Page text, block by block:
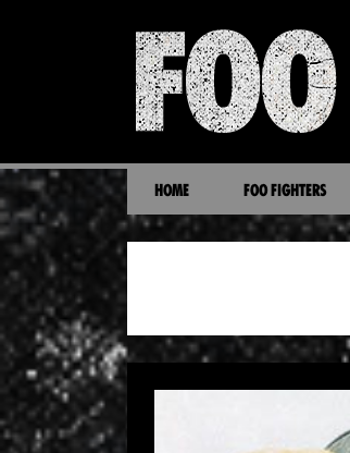
HOME FOO FIGHTERS